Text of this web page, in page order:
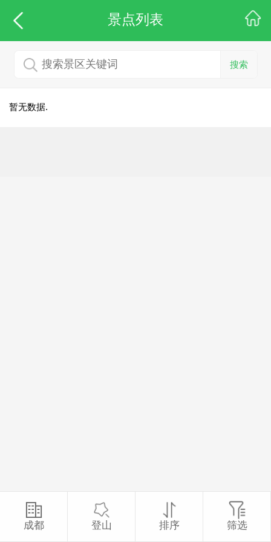
景点列表
搜索
暂无数据.
成都 登山 排序 筛选